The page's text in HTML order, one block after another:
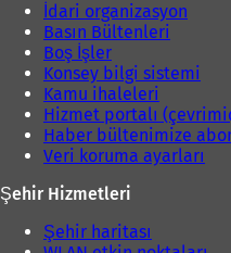
İdari organizasyon
Basın Bültenleri
Boş İşler
Konsey bilgi sistemi
Kamu ihaleleri
Hizmet portalı
Haber bültenimize
Veri koruma ayarları
Şehir Hizmetleri
Şehir haritası